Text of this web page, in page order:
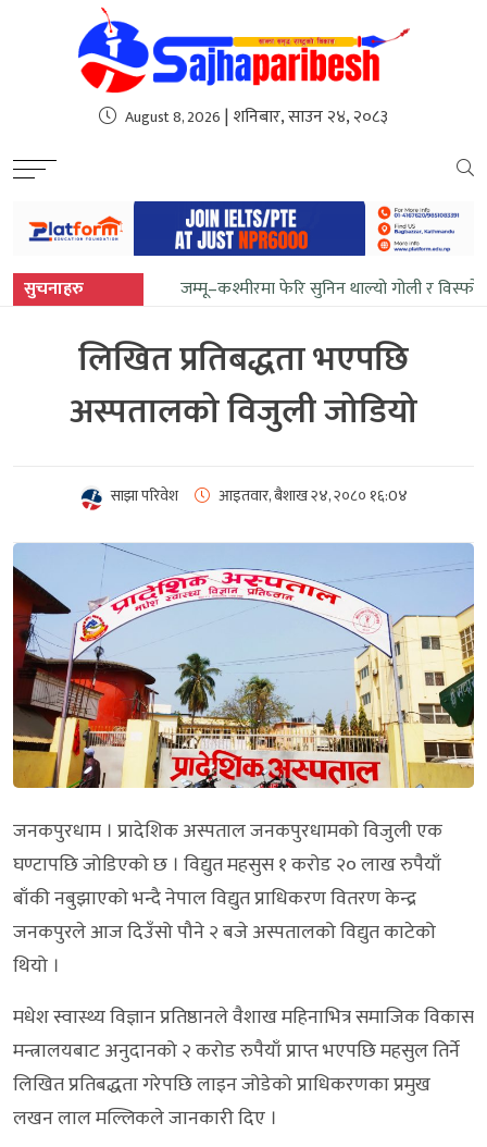
sweet bonanza
August 8, 2026 | शनिबार, साउन २४, २०८३
सुचनाहरु जम्मू–कश्मीरमा फेरि सुनिन थाल्यो गोली र
लिखित प्रतिबद्धता भएपछि
अस्पतालको विजुली जोडियो
साझा परिवेश आइतवार, बैशाख २४, २०८० १६:0४
जनकपुरधाम । प्रादेशिक अस्पताल जनकपुरधामको विजुली एक
घण्टापछि जोडिएको छ । विद्युत महसुस १ करोड २० लाख रुपैयाँ
बाँकी नबुझाएको भन्दै नेपाल विद्युत प्राधिकरण वितरण केन्द्र
जनकपुरले आज दिउँसो पौने २ बजे अस्पतालको विद्युत काटेको
थियो ।
मधेश स्वास्थ्य विज्ञान प्रतिष्ठानले वैशाख महिनाभित्र समाजिक विकास
मन्त्रालयबाट अनुदानको २ करोड रुपैयाँ प्राप्त भएपछि महसुल तिर्ने
लिखित प्रतिबद्धता गरेपछि लाइन जोडेको प्राधिकरणका प्रमुख
लखन लाल मल्लिकले जानकारी दिए ।